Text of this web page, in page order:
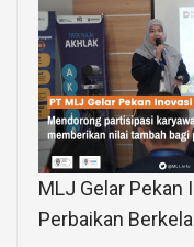
MLJ Gelar Pekan
Perbaikan